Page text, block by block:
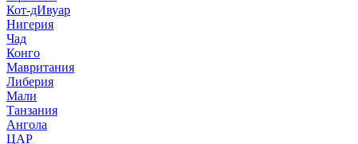
Кот-дИвуар
Нигерия
Чад
Конго
Мавритания
Либерия
Мали
Танзания
Ангола
ЦАР